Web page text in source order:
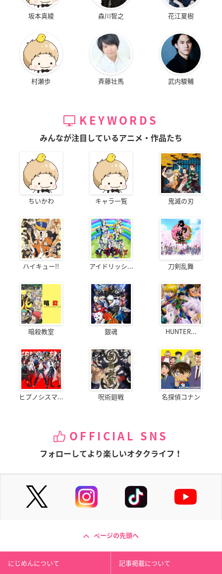
坂本真綾 森川智之 花江夏樹
村瀬歩 斉藤壮馬 武内駿輔
KEYWORDS
みんなが注目しているアニメ・作品たち
ちいかわ キャラ一覧 鬼滅の刃
ハイキュー!! アイドリッシ... 刀剣乱舞
暗殺教室 銀魂 HUNTER...
ヒプノシスマ... 呪術廻戦 名探偵コナン
OFFICIAL SNS
フォローしてより楽しいオタクライフ！
ページの先頭へ
にじめんについて 記事掲載について